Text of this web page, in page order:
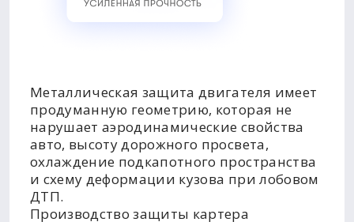
Металлическая защита двигателя имеет
продуманную геометрию, которая не
нарушает аэродинамические свойства
авто, высоту дорожного просвета,
охлаждение подкапотного пространства
и схему деформации кузова при лобовом
ДТП.
Производство защиты картера